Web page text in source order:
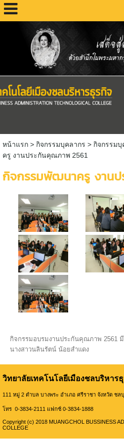
หน้าแรก> กิจกรรมบุคลากร > กิจกรรมบุ
ครู งานประกันคุณภาพ 2561
กิจกรรมพัฒนาครู งาน
กิจกรรมอบรมงานประกันคุณภาพ 2561
นางสาวนลินรัตน์ น้อยสำแดง
วิทยาลัยเทคโนโลยีเมืองชลบริหาร
111 หมู่ 2 ตำบล บางพระ อำเภอ ศรีราชา จังหวัด ช
โทร 0-3834-2111 แฟกซ์ 0-3834-1888
Copyright (c) 2018 MUANGCHOL BUSSINESS
COLLEGE